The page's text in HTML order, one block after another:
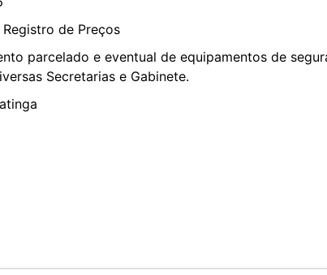
de Preços
parcelado e eventual de equipamentos de
Secretarias e Gabinete.